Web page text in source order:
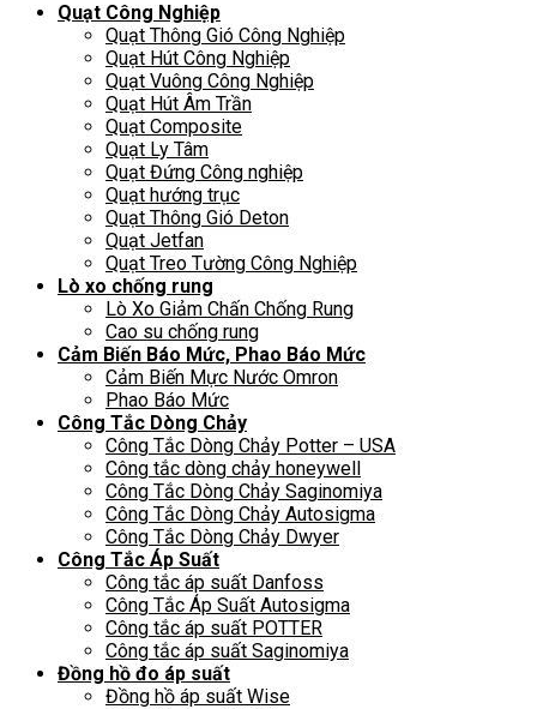
Quạt Công Nghiệp
Quạt Thông Gió Công Nghiệp
Quạt Hút Công Nghiệp
Quạt Vuông Công Nghiệp
Quạt Hút Âm Trần
Quạt Composite
Quạt Ly Tâm
Quạt Đứng Công nghiệp
Quạt hướng trục
Quạt Thông Gió Deton
Quạt Jetfan
Quạt Treo Tường Công Nghiệp
Lò xo chống rung
Lò Xo Giảm Chấn Chống Rung
Cao su chống rung
Cảm Biến Báo Mức, Phao Báo Mức
Cảm Biến Mực Nước Omron
Phao Báo Mức
Công Tắc Dòng Chảy
Công Tắc Dòng Chảy Potter – USA
Công tắc dòng chảy honeywell
Công Tắc Dòng Chảy Saginomiya
Công Tắc Dòng Chảy Autosigma
Công Tắc Dòng Chảy Dwyer
Công Tắc Áp Suất
Công tắc áp suất Danfoss
Công Tắc Áp Suất Autosigma
Công tắc áp suất POTTER
Công tắc áp suất Saginomiya
Đồng hồ đo áp suất
Đồng hồ áp suất Wise